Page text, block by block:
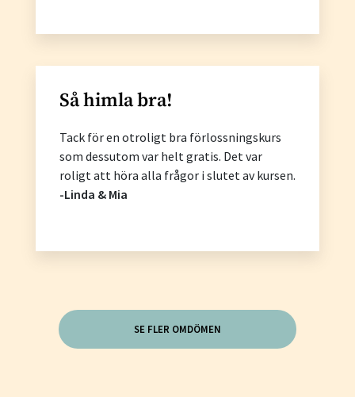
Så himla bra!
Tack för en otroligt bra förlossningskurs
som dessutom var helt gratis. Det var
roligt att höra alla frågor i slutet av kursen.
-Linda & Mia
SE FLER OMDÖMEN